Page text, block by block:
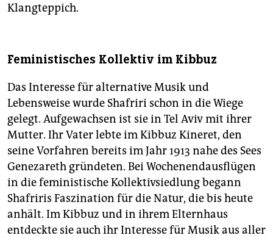
Klangteppich.
Feministisches Kollektiv im Kibbuz
Das Interesse für alternative Musik und
Lebensweise wurde Shafriri schon in die Wiege
gelegt. Aufgewachsen ist sie in Tel Aviv mit ihrer
Mutter. Ihr Vater lebte im Kibbuz Kineret, den
seine Vorfahren bereits im Jahr 1913 nahe des Sees
Genezareth gründeten. Bei Wochenendausflügen
in die feministische Kollektivsiedlung begann
Shafriris Faszination für die Natur, die bis heute
anhält. Im Kibbuz und in ihrem Elternhaus
entdeckte sie auch ihr Interesse für Musik aus aller